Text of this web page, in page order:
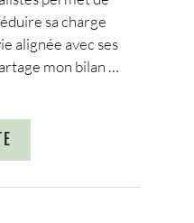
sa charge
alignée avec ses
mon bilan …